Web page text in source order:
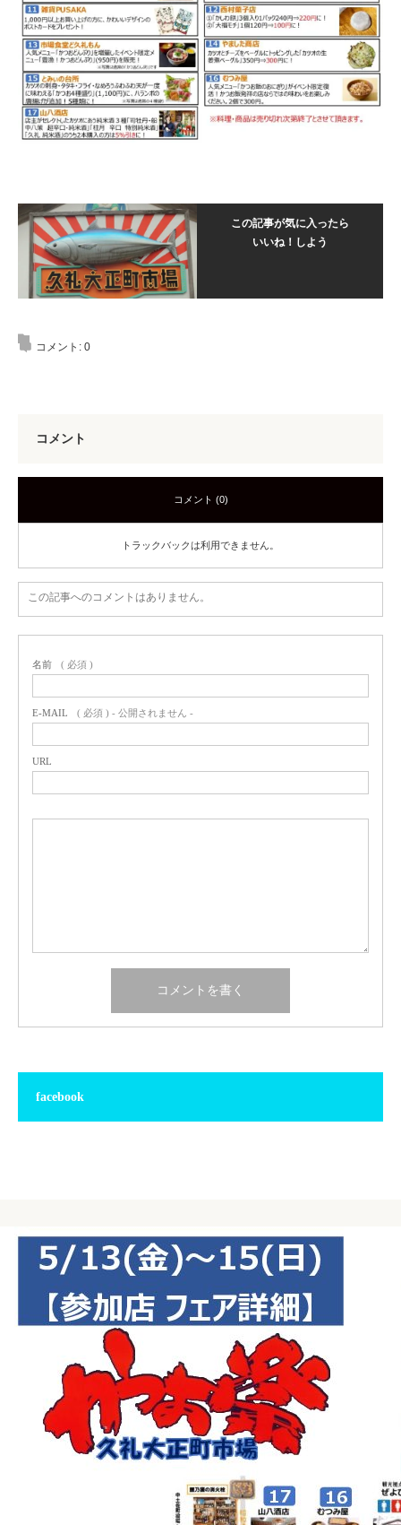
この記事が気に入ったら
いいね！しよう
コメント: 0
コメント
コメント (0)
トラックバックは利用できません。
この記事へのコメントはありません。
名前 ( 必須 )
E-MAIL ( 必須 ) - 公開されません -
URL
facebook